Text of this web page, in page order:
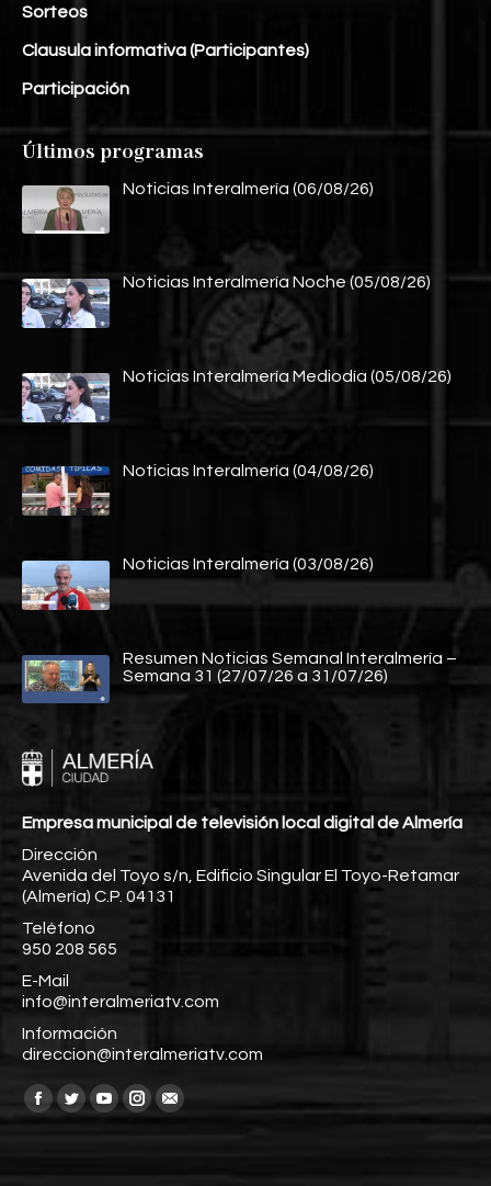
Sorteos
Clausula informativa (Participantes)
Participación
Últimos programas
Noticias Interalmería (06/08/26)
Noticias Interalmería Noche (05/08/26)
Noticias Interalmería Mediodía (05/08/26)
Noticias Interalmería (04/08/26)
Noticias Interalmería (03/08/26)
Resumen Noticias Semanal Interalmería –
Semana 31 (27/07/26 a 31/07/26)
Empresa municipal de televisión local digital de Almería
Dirección
Avenida del Toyo s/n, Edificio Singular El Toyo-Retamar
(Almería) C.P. 04131
Teléfono
950 208 565
E-Mail
info@interalmeriatv.com
Información
direccion@interalmeriatv.com
Encuéntranos en:
Facebook
TwitterYouTube
Instagram
Mail